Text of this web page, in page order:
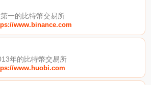
一的比特幣交易所
www.binance.com
年的比特幣交易所
www.huobi.com